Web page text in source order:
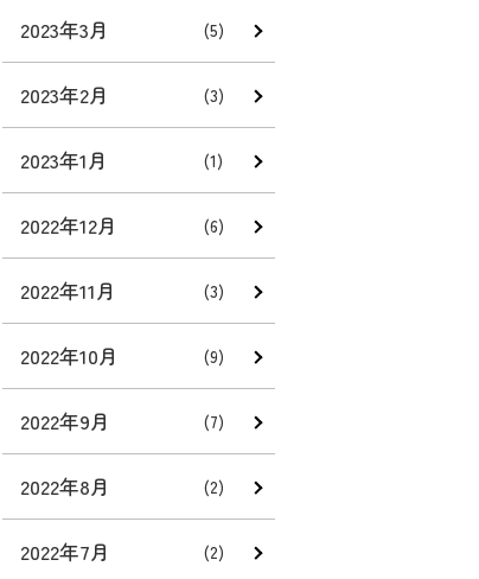
2023年3月 (5)
2023年2月 (3)
2023年1月 (1)
2022年12月 (6)
2022年11月 (3)
2022年10月 (9)
2022年9月 (7)
2022年8月 (2)
2022年7月 (2)